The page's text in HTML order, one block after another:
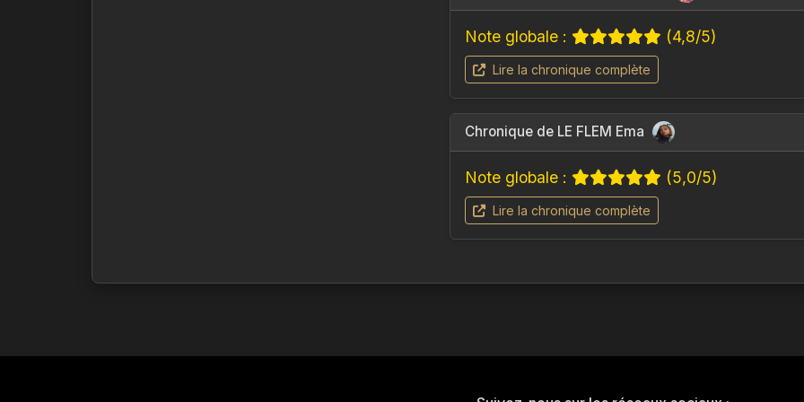
Note globale : (4,8/5)
Lire la chronique complète
Chronique de LE FLEM Ema
Note globale : (5,0/5)
Lire la chronique complète